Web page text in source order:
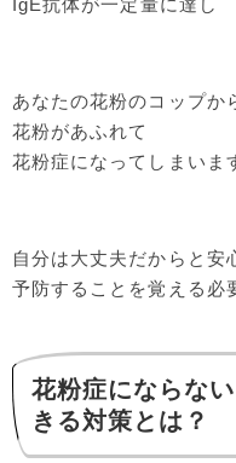
IgE抗体が一定量に達し
あなたの花粉のコップか
花粉があふれて
花粉症になってしまいま
自分は大丈夫だからと安
予防することを覚える必
花粉症にならな
きる対策とは？